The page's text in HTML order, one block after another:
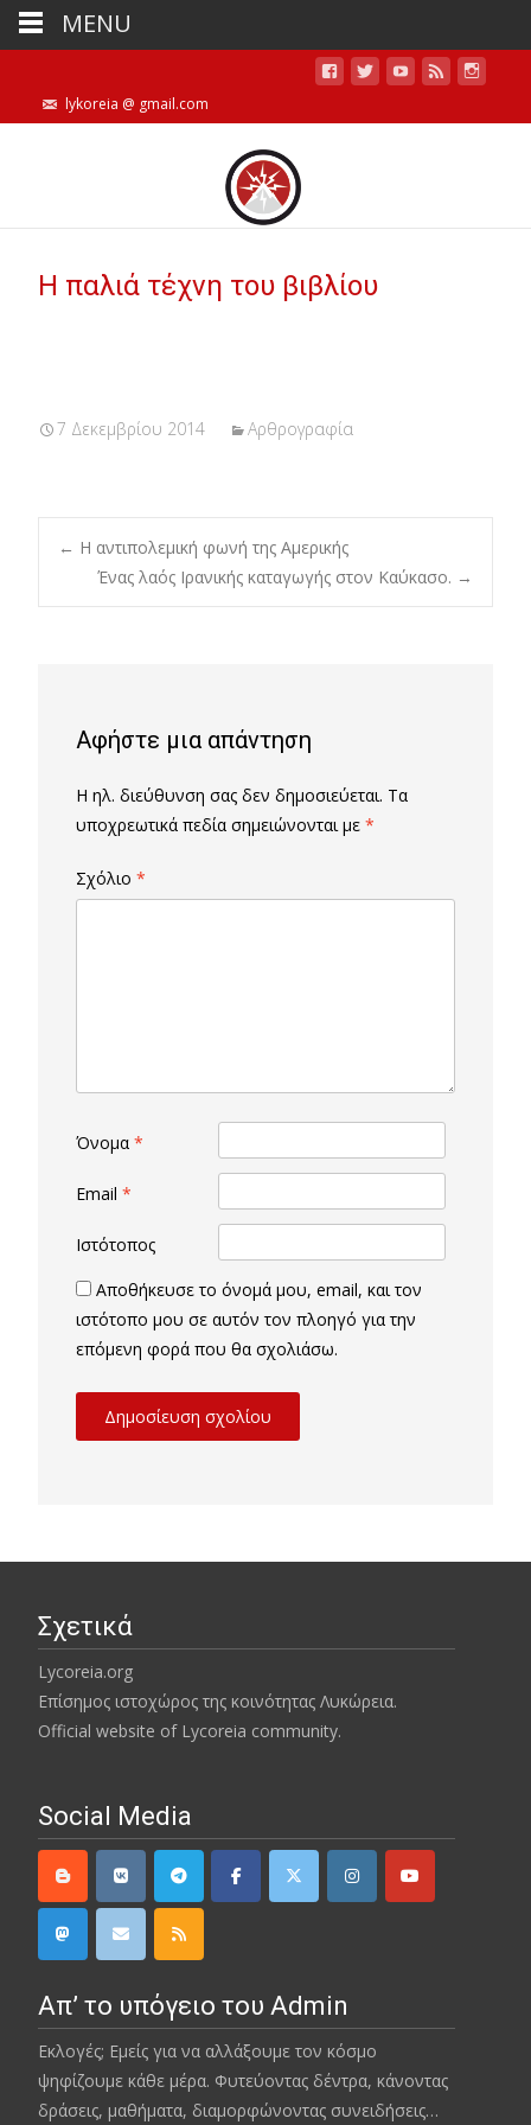
lykoreia @ gmail.com
Η παλιά τέχνη του βιβλίου
7 Δεκεμβρίου 2014 Αρθρογραφία
Post
← Η αντιπολεμική φωνή της Αμερικής
Ένας λαός Ιρανικής καταγωγής στον Καύκασο. →
Αφήστε μια απάντηση
Η ηλ. διεύθυνση σας δεν δημοσιεύεται. Τα
υποχρεωτικά πεδία σημειώνονται με *
Σχόλιο *
Όνομα *
Email *
Ιστότοπος
Αποθήκευσε το όνομά μου, email, και τον
ιστότοπο μου σε αυτόν τον πλοηγό για την
επόμενη φορά που θα σχολιάσω.
Σχετικά
Lycoreia.org
Επίσημος ιστοχώρος της κοινότητας Λυκώρεια.
Official website of Lycoreia community.
Social Media
Απ’ το υπόγειο του Admin
Εκλογές; Εμείς για να αλλάξουμε τον κόσμο
ψηφίζουμε κάθε μέρα. Φυτεύοντας δέντρα, κάνοντας
δράσεις, μαθήματα, διαμορφώνοντας συνειδήσεις…
MENU